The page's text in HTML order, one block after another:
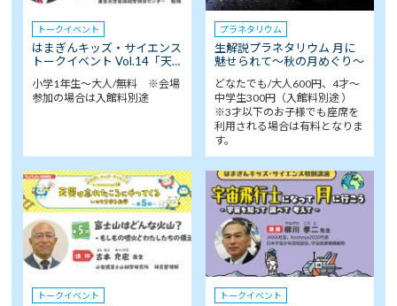
トークイベント
はまぎんキッズ・サイエンス
トークイベント Vol.14「天…
小学1年生～大人/無料 ※会場
参加の場合は入館料別途
プラネタリウム
生解説プラネタリウム 月に
魅せられて～秋の月めぐり～
どなたでも/大人600円、4才～
中学生300円（入館料別途 ）
※3才以下のお子様でも座席を
利用される場合は有料となりま
す。
トークイベント トークイベント